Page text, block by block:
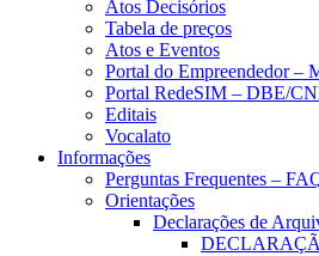
Atos Decisórios
Tabela de preços
Atos e Eventos
Portal do Empreendedor –
Portal RedeSIM – DBE/
Editais
Vocalato
Informações
Perguntas Frequentes –
Orientações
Declarações de